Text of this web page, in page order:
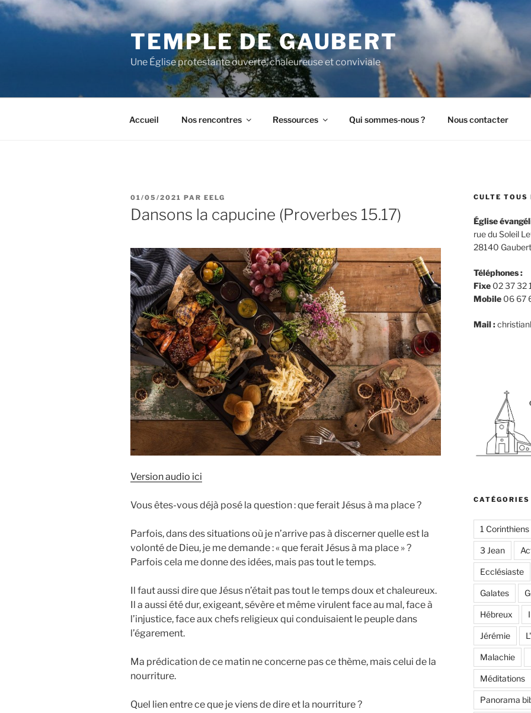
Aller
au
TEMPLE DE GAUBERT
Une Église protestante ouverte, chaleureuse et conviviale
Accueil Nos rencontres Ressources Qui sommes-nous ? Nous contacter
PUBLIÉ
LE
01/05/2021 PAR EELG
Dansons la capucine (Proverbes 15.17)
Version audio ici
Vous êtes-vous déjà posé la question : que ferait Jésus à ma place ?
Parfois, dans des situations où je n’arrive pas à discerner quelle est la
volonté de Dieu, je me demande : « que ferait Jésus à ma place » ?
Parfois cela me donne des idées, mais pas tout le temps.
Il faut aussi dire que Jésus n’était pas tout le temps doux et chaleureux.
Il a aussi été dur, exigeant, sévère et même virulent face au mal, face à
l’injustice, face aux chefs religieux qui conduisaient le peuple dans
l’égarement.
Ma prédication de ce matin ne concerne pas ce thème, mais celui de la
nourriture.
Quel lien entre ce que je viens de dire et la nourriture ?
CULTE
Église
rue du Soleil
28140
Téléphones :
Fixe02 37 32
Mobile06 67
Mail :
CATÉGORIES
1 Corinthiens
3 Jean
Ecclésiaste
Galates
Hébreux
Jérémie
Malachie
Méditations
Panorama